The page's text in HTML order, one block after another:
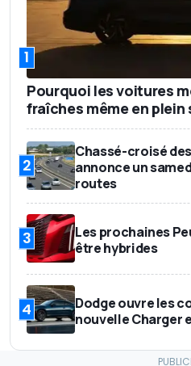
1
Pourquoi les voitures
fraîches même en plein
2
Chassé-croisé
annonce un
routes
3
Les prochaines
être hybrides
4
Dodge ouvre les
nouvelle Charger